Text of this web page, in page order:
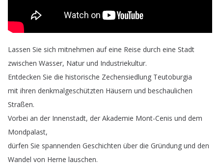
Lassen Sie sich mitnehmen auf eine Reise durch eine Stadt
zwischen Wasser, Natur und Industriekultur.
Entdecken Sie die historische Zechensiedlung Teutoburgia
mit ihren denkmalgeschützten Häusern und beschaulichen
Straßen.
Vorbei an der Innenstadt, der Akademie Mont-Cenis und dem
Mondpalast,
dürfen Sie spannenden Geschichten über die Gründung und den
Wandel von Herne lauschen.